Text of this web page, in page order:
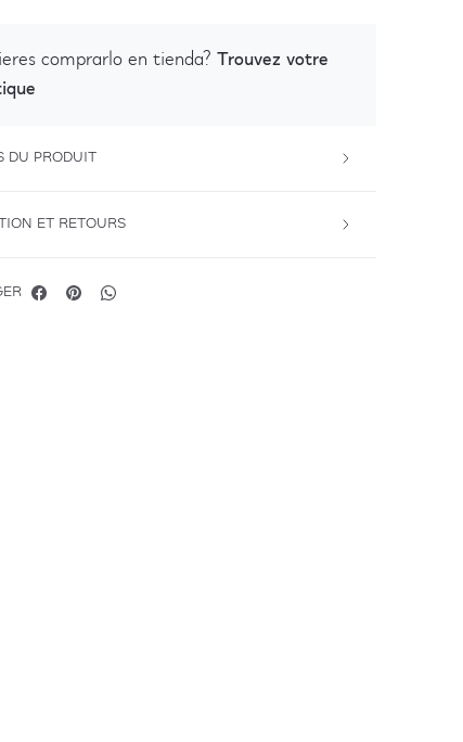
comprarlo en tienda?Trouvez votre
DU PRODUIT
ET RETOURS